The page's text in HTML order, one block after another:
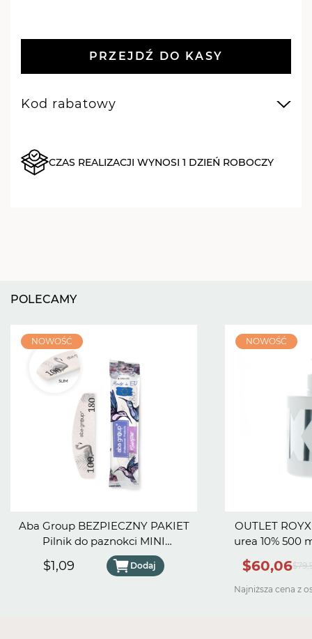
PRZEJDŹ DO KASY
Kod rabatowy
CZAS REALIZACJI WYNOSI 1 DZIEŃ ROBOCZY
POLECAMY
NOWOŚĆ
Aba Group BEZPIECZNY PAKIET
Pilnik do paznokci MINI
PÓŁKSIĘŻYC 100/180 SLIM -
FLAMING
$1,09 Dodaj
NOWOŚĆ
OUTLET
urea 10% 500 ml - Data
$60,06
Najniższa cena z